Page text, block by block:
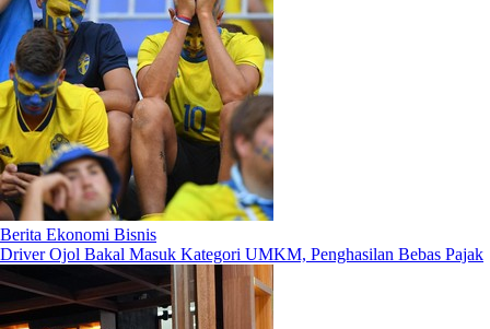
Berita Ekonomi Bisnis
Driver Ojol Bakal Masuk Kategori UMKM, Penghasilan Bebas Pajak